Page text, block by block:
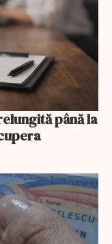
până la